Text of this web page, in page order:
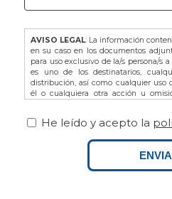
AVISO LEGAL: La información
en su caso en los documentos
para uso exclusivo de la/s persona/s
es uno de los destinatarios,
distribución, así como cualquier uso
él o cualquiera otra acción u
electrónico, así como de sus adjuntos
De acuerdo con la L.O. 3/2018 de
Personal y Garantía de los
sus derechos dirigiéndose a FINCAS
He leído y acepto la